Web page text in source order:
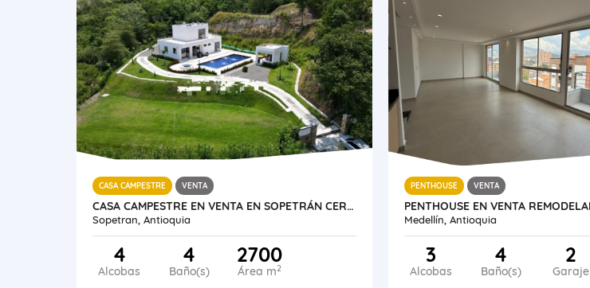
CASA CAMPESTRE VENTA
CASA CAMPESTRE EN VENTA EN SOPETRÁN CERCA A ECOPARQUE EL GAITERO
Sopetran, Antioquia
4
Alcobas
4
Baño(s)
2700
Área m2
PENTHOUSE VENTA
Medellín, Antioquia
3
Alcobas
4
Baño(s)
2
Garaje